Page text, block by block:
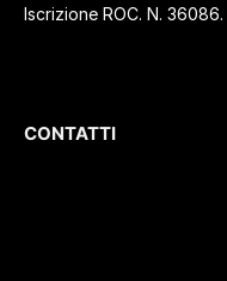
Iscrizione ROC. N. 36086.
CONTATTI